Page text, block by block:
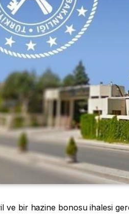
ve bir hazine bonosu ihalesi